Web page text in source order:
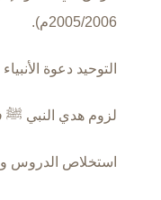
2005/2006م).
التوحيد دعوة الأنبياء
لزوم هدي النبي ﷺ
استخلاص الدروس